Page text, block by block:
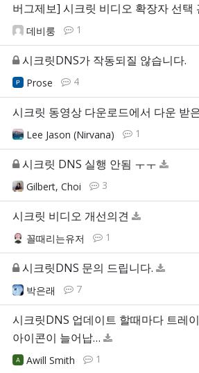
버그제보] 시크릿 비디오 확장자 선택
데비룽 1
시크릿DNS가 작동되질 않습니다.
Prose 4
시크릿 동영상 다운로드에서 다운 받
Lee Jason (Nirvana) 1
시크릿 DNS 실행 안됨 ㅜㅜ
Gilbert, Choi 3
시크릿 비디오 개선의견
꼴때리는유저 1
시크릿DNS 문의 드립니다.
박은래 7
시크릿DNS 업데이트 할때마다 트레
아이콘이 늘어납…
Awill Smith 1